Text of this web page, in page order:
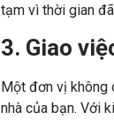
tạm vì thời gian
3. Giao
Một đơn vị không
nhà của bạn. Với